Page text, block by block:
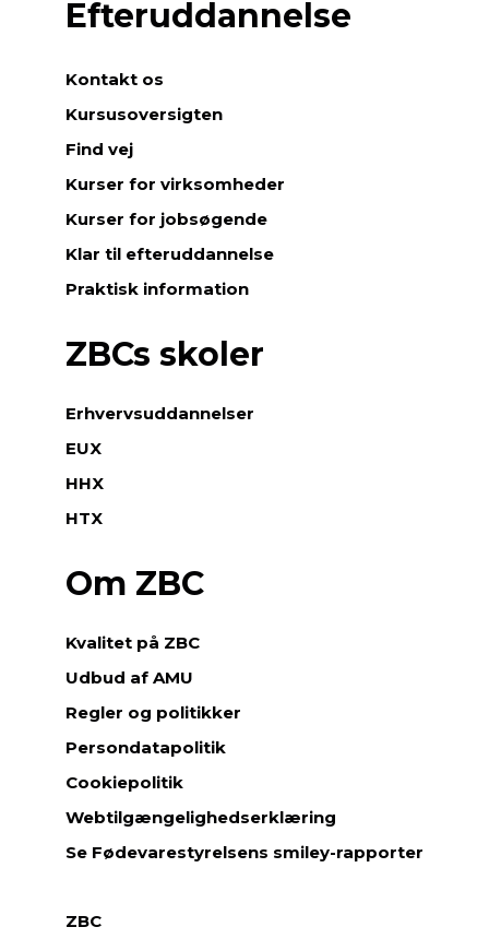
Efteruddannelse
Kontakt os
Kursusoversigten
Find vej
Kurser for virksomheder
Kurser for jobsøgende
Klar til efteruddannelse
Praktisk information
ZBCs skoler
Erhvervsuddannelser
EUX
HHX
HTX
Om ZBC
Kvalitet på ZBC
Udbud af AMU
Regler og politikker
Persondatapolitik
Cookiepolitik
Webtilgængelighedserklæring
Se Fødevarestyrelsens smiley-rapporter
ZBC